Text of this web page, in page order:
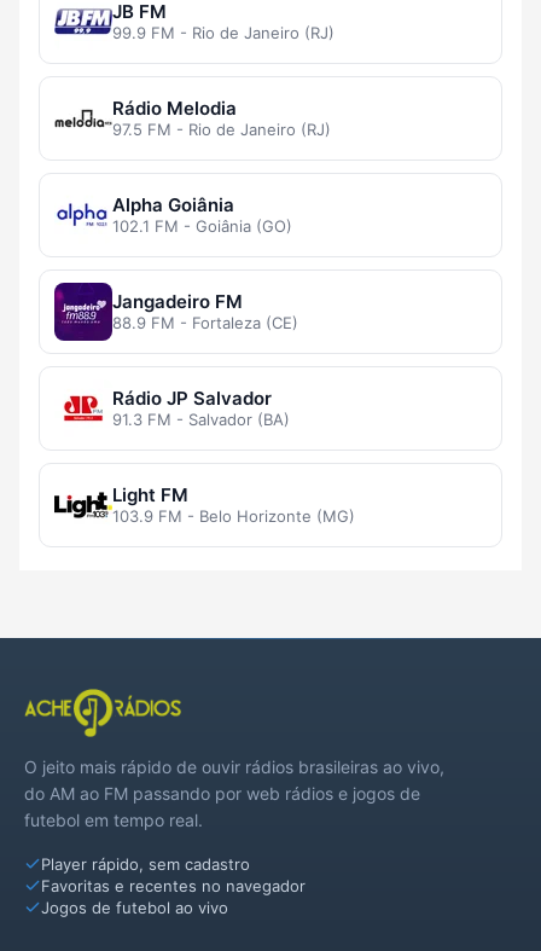
JB FM
99.9 FM - Rio de Janeiro (RJ)
Rádio Melodia
97.5 FM - Rio de Janeiro (RJ)
Alpha Goiânia
102.1 FM - Goiânia (GO)
Jangadeiro FM
88.9 FM - Fortaleza (CE)
Rádio JP Salvador
91.3 FM - Salvador (BA)
Light FM
103.9 FM - Belo Horizonte (MG)
O jeito mais rápido de ouvir rádios brasileiras ao vivo,
do AM ao FM passando por web rádios e jogos de
futebol em tempo real.
Player rápido, sem cadastro
Favoritas e recentes no navegador
Jogos de futebol ao vivo